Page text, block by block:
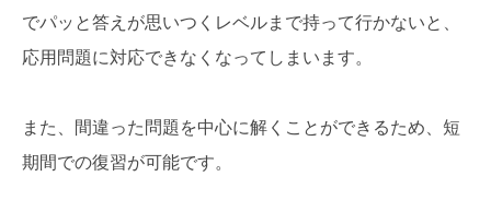
でパッと答えが思いつくレベルまで持って行かないと、
応用問題に対応できなくなってしまいます。
また、間違った問題を中心に解くことができるため、短
期間での復習が可能です。